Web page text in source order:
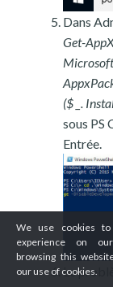
Dans
Get-
($ _.
sous PS
Entrée.
Le
We use cookies
experience on
browsing this
our use of cookies.